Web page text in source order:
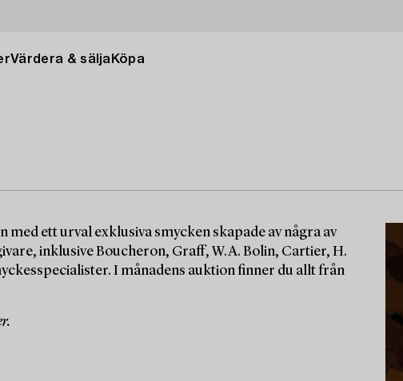
Värdera & sälja Köpa
ett urval exklusiva smycken skapade av några av
inklusive Boucheron, Graff, W.A. Bolin, Cartier, H.
I månadens auktion finner du allt från